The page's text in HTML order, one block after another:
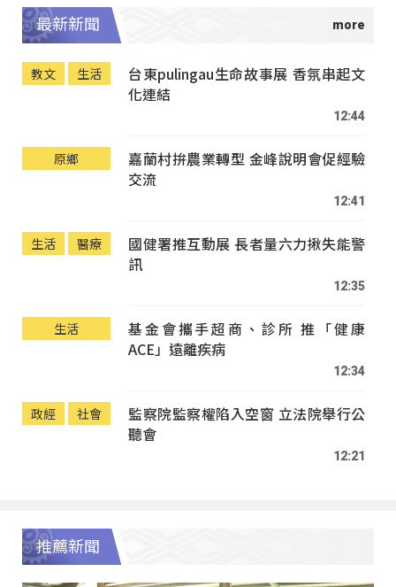
最新新聞
教文 生活
台東pulingau生命故事展 香氛串起文
化連結
12:44
原鄉
嘉蘭村拚農業轉型 金峰說明會促經驗
交流
12:41
生活 醫療
國健署推互動展 長者量六力揪失能警
訊
12:35
生活
基金會攜手超商、診所 推「健康
ACE」遠離疾病
12:34
政經 社會
監察院監察權陷入空窗 立法院舉行公
聽會
12:21
推薦新聞